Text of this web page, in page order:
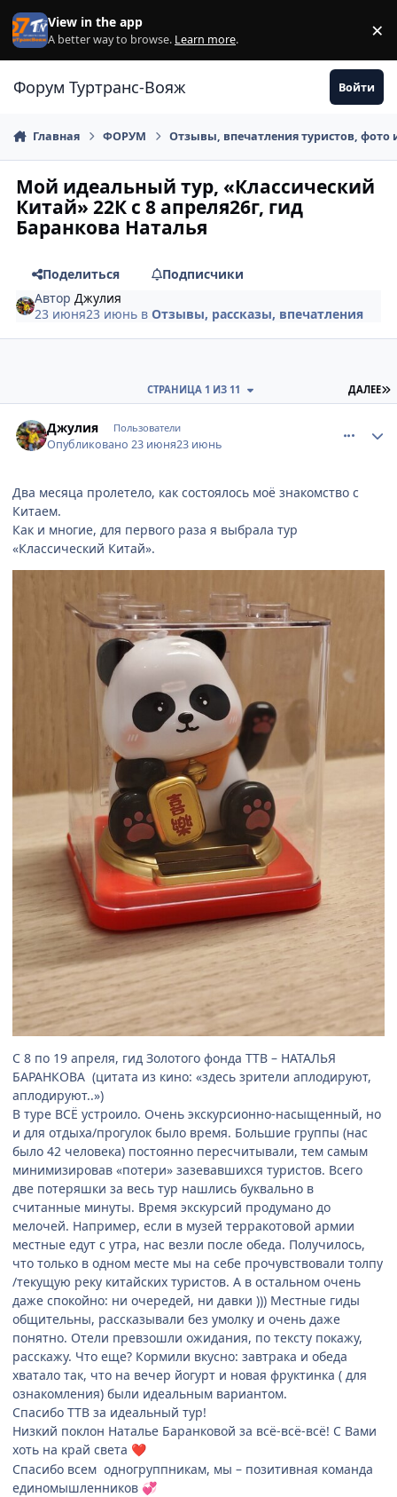
Перейти к содержанию
View in the app
A better way to browse. Learn more. ×
Форум Туртранс-Вояж Войти
Главная ФОРУМ Отзывы, впечатления туристов, фото
Мой идеальный тур, «Классический
Китай» 22К с 8 апреля26г, гид
Баранкова Наталья
Поделиться
Подписчики
Автор Джулия
23 июня23 июнь вОтзывы, рассказы, впечатления
ДАЛЕЕ
СТРАНИЦА 1 ИЗ 11
Джулия Пользователи
Опубликовано23 июня23 июнь
Два месяца пролетело, как состоялось моё знакомство с
Китаем.
Как и многие, для первого раза я выбрала тур
«Классический Китай».
С 8 по 19 апреля, гид Золотого фонда ТТВ – НАТАЛЬЯ
БАРАНКОВА (цитата из кино: «здесь зрители аплодируют,
аплодируют..»)
В туре ВСЁ устроило. Очень экскурсионно-насыщенный, но
и для отдыха/прогулок было время. Большие группы (нас
было 42 человека) постоянно пересчитывали, тем самым
минимизировав «потери» зазевавшихся туристов. Всего
две потеряшки за весь тур нашлись буквально в
считанные минуты. Время экскурсий продумано до
мелочей. Например, если в музей терракотовой армии
местные едут с утра, нас везли после обеда. Получилось,
что только в одном месте мы на себе прочувствовали толпу
/текущую реку китайских туристов. А в остальном очень
даже спокойно: ни очередей, ни давки ))) Местные гиды
общительны, рассказывали без умолку и очень даже
понятно. Отели превзошли ожидания, по тексту покажу,
расскажу. Что еще? Кормили вкусно: завтрака и обеда
хватало так, что на вечер йогурт и новая фруктинка ( для
ознакомления) были идеальным вариантом.
Спасибо ТТВ за идеальный тур!
Низкий поклон Наталье Баранковой за всё-всё-всё! С Вами
хоть на край света ❤️
Спасибо всем одногруппникам, мы – позитивная команда
единомышленников 💞